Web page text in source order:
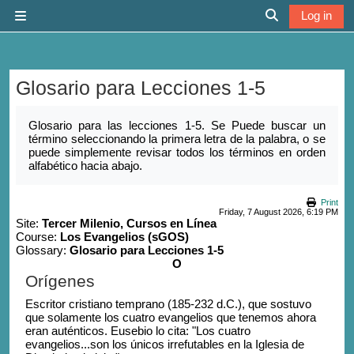
Toggle search
Log in
Glosario para Lecciones 1-5
Glosario para las lecciones 1-5. Se Puede buscar un
término seleccionando la primera letra de la palabra, o se
puede simplemente revisar todos los términos en orden
alfabético hacia abajo.
Print
Friday, 7 August 2026, 6:19 PM
Site: Tercer Milenio, Cursos en Línea
Course: Los Evangelios (sGOS)
Glossary: Glosario para Lecciones 1-5
O
Orígenes
Escritor cristiano temprano (185-232 d.C.), que sostuvo
que solamente los cuatro evangelios que tenemos ahora
eran auténticos. Eusebio lo cita: "Los cuatro
evangelios...son los únicos irrefutables en la Iglesia de